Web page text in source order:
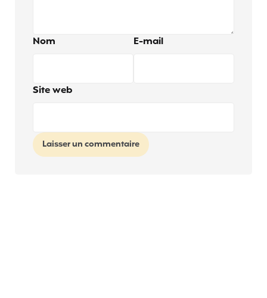
Nom E-mail
Site web